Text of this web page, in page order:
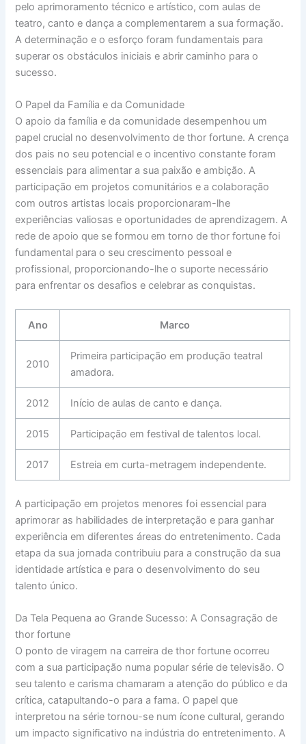
pelo aprimoramento técnico e artístico, com aulas de
teatro, canto e dança a complementarem a sua formação.
A determinação e o esforço foram fundamentais para
superar os obstáculos iniciais e abrir caminho para o
sucesso.
O Papel da Família e da Comunidade
O apoio da família e da comunidade desempenhou um
papel crucial no desenvolvimento de thor fortune. A crença
dos pais no seu potencial e o incentivo constante foram
essenciais para alimentar a sua paixão e ambição. A
participação em projetos comunitários e a colaboração
com outros artistas locais proporcionaram-lhe
experiências valiosas e oportunidades de aprendizagem. A
rede de apoio que se formou em torno de thor fortune foi
fundamental para o seu crescimento pessoal e
profissional, proporcionando-lhe o suporte necessário
para enfrentar os desafios e celebrar as conquistas.
Ano Marco
2010
Primeira participação em produção teatral
amadora.
2012 Início de aulas de canto e dança.
2015 Participação em festival de talentos local.
2017 Estreia em curta-metragem independente.
A participação em projetos menores foi essencial para
aprimorar as habilidades de interpretação e para ganhar
experiência em diferentes áreas do entretenimento. Cada
etapa da sua jornada contribuiu para a construção da sua
identidade artística e para o desenvolvimento do seu
talento único.
Da Tela Pequena ao Grande Sucesso: A Consagração de
thor fortune
O ponto de viragem na carreira de thor fortune ocorreu
com a sua participação numa popular série de televisão. O
seu talento e carisma chamaram a atenção do público e da
crítica, catapultando-o para a fama. O papel que
interpretou na série tornou-se num ícone cultural, gerando
um impacto significativo na indústria do entretenimento. A